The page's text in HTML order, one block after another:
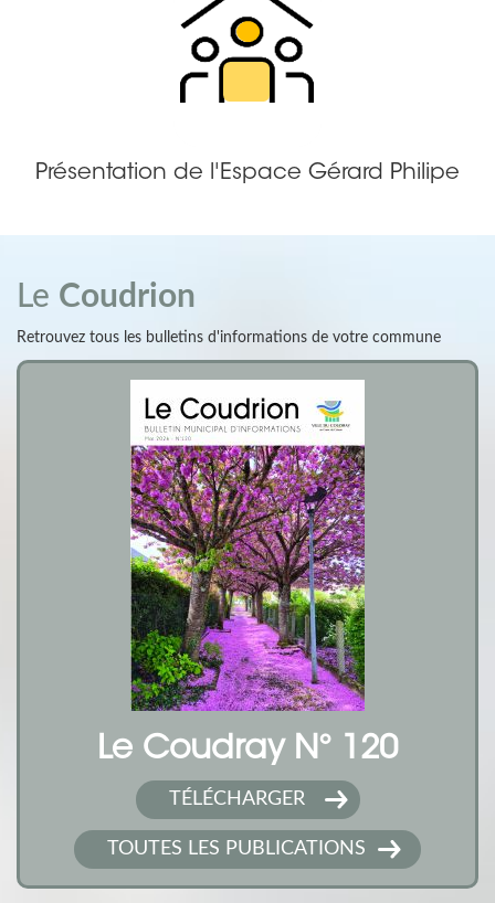
Présentation de l'Espace Gérard Philipe
Le Coudrion
Retrouvez tous les bulletins d'informations de votre commune
Le Coudray N° 120
TÉLÉCHARGER
TOUTES LES PUBLICATIONS